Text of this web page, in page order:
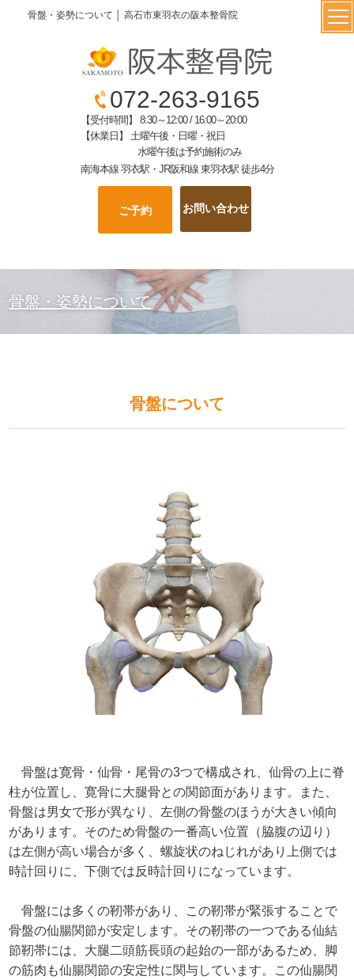
骨盤・姿勢について │ 高石市東羽衣の阪本整骨院
072-263-9165
【受付時間】 8:30～12:00 / 16:00～20:00
【休業日】 土曜午後・日曜・祝日
水曜午後は予約施術のみ
南海本線 羽衣駅・JR阪和線 東羽衣駅 徒歩4分
ご予約 お問い合わせ
骨盤・姿勢について
骨盤について
骨盤は寛骨・仙骨・尾骨の3つで構成され、仙骨の上に脊
柱が位置し、寛骨に大腿骨との関節面があります。また、
骨盤は男女で形が異なり、左側の骨盤のほうが大きい傾向
があります。そのため骨盤の一番高い位置（脇腹の辺り）
は左側が高い場合が多く、螺旋状のねじれがあり上側では
時計回りに、下側では反時計回りになっています。
骨盤には多くの靭帯があり、この靭帯が緊張することで
骨盤の仙腸関節が安定します。その靭帯の一つである仙結
節靭帯には、大腿二頭筋長頭の起始の一部があるため、脚
の筋肉も仙腸関節の安定性に関与しています。この仙腸関